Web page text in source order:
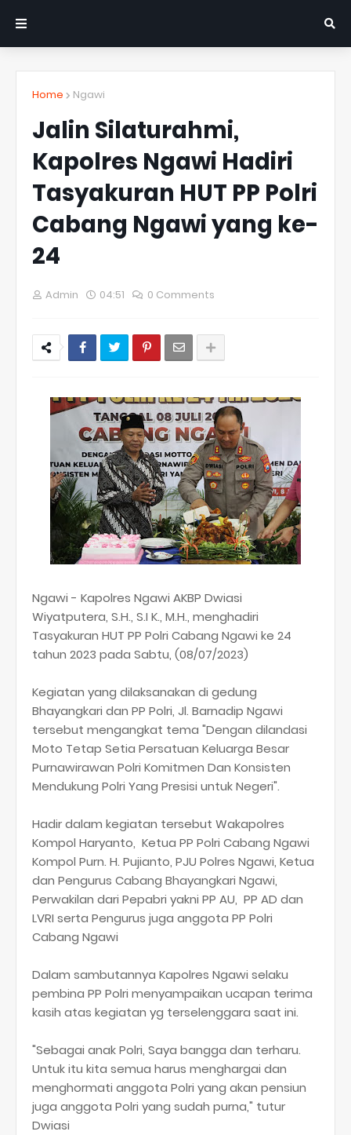
Home Ngawi
Jalin Silaturahmi,
Kapolres Ngawi Hadiri
Tasyakuran HUT PP Polri
Cabang Ngawi yang ke-
24
Admin 04:51 0 Comments
Ngawi - Kapolres Ngawi AKBP Dwiasi
Wiyatputera, S.H., S.I K., M.H., menghadiri
Tasyakuran HUT PP Polri Cabang Ngawi ke 24
tahun 2023 pada Sabtu, (08/07/2023)
Kegiatan yang dilaksanakan di gedung
Bhayangkari dan PP Polri, Jl. Barnadip Ngawi
tersebut mengangkat tema "Dengan dilandasi
Moto Tetap Setia Persatuan Keluarga Besar
Purnawirawan Polri Komitmen Dan Konsisten
Mendukung Polri Yang Presisi untuk Negeri".
Hadir dalam kegiatan tersebut Wakapolres
Kompol Haryanto, Ketua PP Polri Cabang Ngawi
Kompol Purn. H. Pujianto, PJU Polres Ngawi, Ketua
dan Pengurus Cabang Bhayangkari Ngawi,
Perwakilan dari Pepabri yakni PP AU, PP AD dan
LVRI serta Pengurus juga anggota PP Polri
Cabang Ngawi
Dalam sambutannya Kapolres Ngawi selaku
pembina PP Polri menyampaikan ucapan terima
kasih atas kegiatan yg terselenggara saat ini.
"Sebagai anak Polri, Saya bangga dan terharu.
Untuk itu kita semua harus menghargai dan
menghormati anggota Polri yang akan pensiun
juga anggota Polri yang sudah purna," tutur
Dwiasi